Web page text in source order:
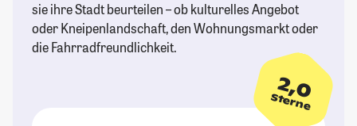
sie ihre Stadt beurteilen – ob kulturelles Angebot
oder Kneipenlandschaft, den Wohnungsmarkt oder
die Fahrradfreundlichkeit.
2,0
Sterne